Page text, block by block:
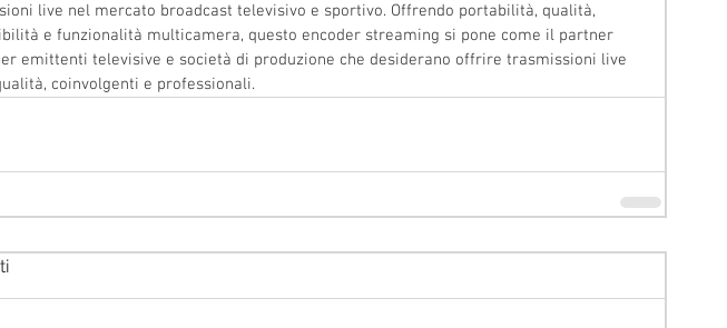
live nel mercato broadcast televisivo e sportivo. Offrendo portabilità, qualità,
e funzionalità multicamera, questo encoder streaming si pone come il partner
emittenti televisive e società di produzione che desiderano offrire trasmissioni live
coinvolgenti e professionali.